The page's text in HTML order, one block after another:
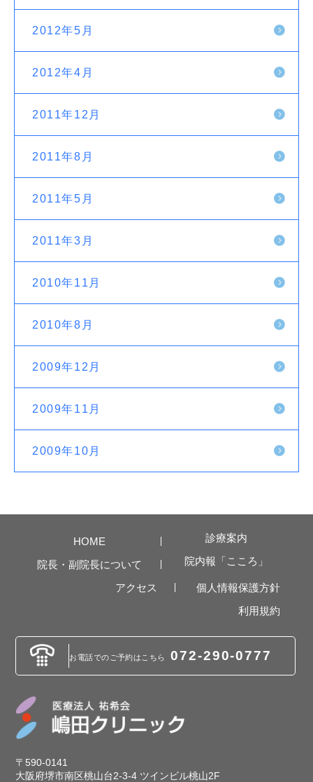
2012年5月
2012年4月
2011年12月
2011年8月
2011年5月
2011年3月
2010年11月
2010年8月
2009年12月
2009年11月
2009年10月
お電話でのご予約は こちら 072-290-0777
HOME 診療案内
院長・副院長について 院内報「こころ」
アクセス
個人情報保護方針
利用規約
〒590-0141
大阪府堺市南区桃山台2-3-4 ツインビル桃山2F